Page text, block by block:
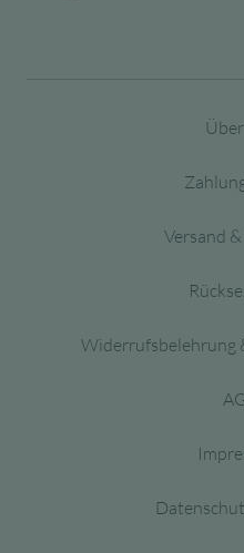
Versand
Widerrufsbelehrung